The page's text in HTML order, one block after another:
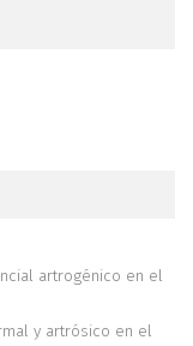
artrogénico en el
y artrósico en el